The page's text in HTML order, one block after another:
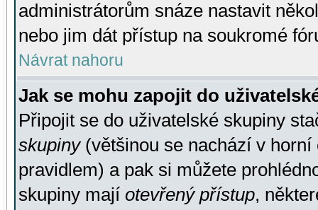
administrátorům snáze nastavit
nebo jim dát přístup na soukromé
Návrat nahoru
Jak se mohu zapojit do
Připojit se do uživatelské skupiny
skupiny(většinou se nachází v horní
pravidlem) a pak si můžete
skupiny mají otevřený přístup,